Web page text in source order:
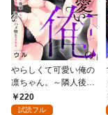
やらしくて可愛い俺の
凛ちゃん。～隣人後輩
くんのイキすぎた執着
にハメ堕とされる～(1)
220
試読フル